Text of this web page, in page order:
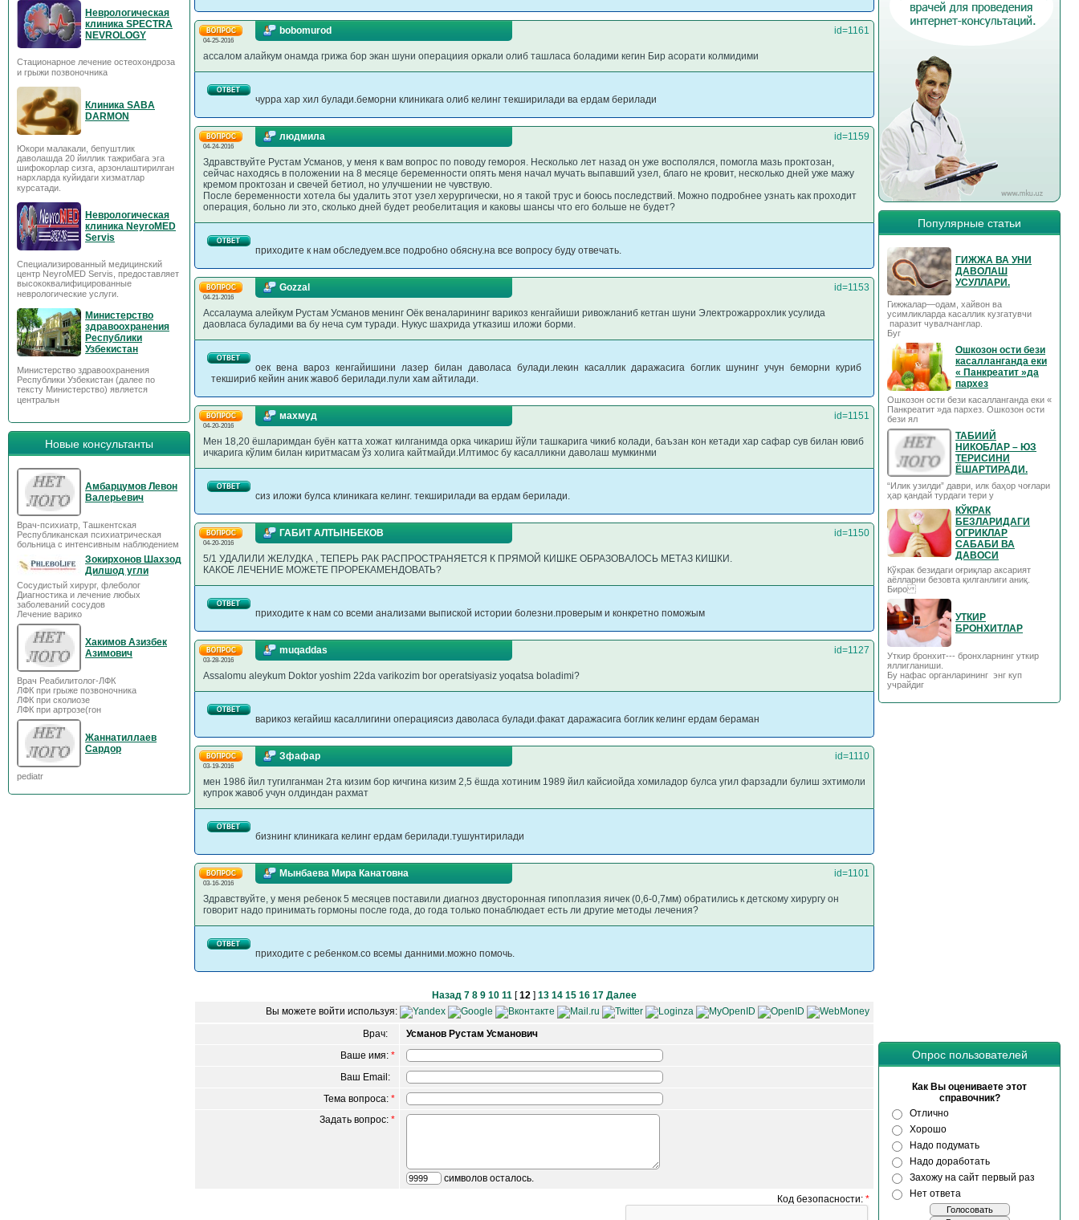
Неврологическая
клиника SPECTRA
NEVROLOGY
Стационарное лечение остеохондроза
и грыжи позвоночника
Клиника SABA
DARMON
Юкори малакали, бепуштлик
даволашда 20 йиллик тажрибага эга
шифокорлар сизга, арзонлаштирилган
нархларда куйидаги хизматлар
курсатади.
Неврологическая
клиника NeyroMED
Servis
Специализированный медицинский
центр NeyroMED Servis, предоставляет
высококвалифицированные
неврологические услуги.
Министерство
здравоохранения
Республики
Узбекистан
Министерство здравоохранения
Республики Узбекистан (далее по
тексту Министерство) является
центральн
Новые консультанты
Амбарцумов Левон
Валерьевич
Врач-психиатр, Ташкентская
Республиканская психиатрическая
больница с интенсивным наблюдением
Зокирхонов Шахзод
Дилшод угли
Сосудистый хирург, флеболог
Диагностика и лечение любых
заболеваний сосудов
Лечение варико
Хакимов Азизбек
Азимович
Врач Реабилитолог-ЛФК
ЛФК при грыже позвоночника
ЛФК при сколиозе
ЛФК при артрозе(гон
Жаннатиллаев
Сардор
pediatr
04-25-2016
bobomurod id=1161
ассалом алайкум онамда грижа бор экан шуни операциия оркали олиб ташласа боладими кегин Бир асорати колмидими
чурра хар хил булади.беморни клиникага олиб келинг текширилади ва ердам берилади
04-24-2016
людмила id=1159
Здравствуйте Рустам Усманов, у меня к вам вопрос по поводу гемороя. Несколько лет назад он уже восполялся, помогла мазь проктозан,
сейчас находясь в положении на 8 месяце беременности опять меня начал мучать выпавший узел, благо не кровит, несколько дней уже мажу
кремом проктозан и свечей бетиол, но улучшении не чувствую.
После беременности хотела бы удалить этот узел херургически, но я такой трус и боюсь последствий. Можно подробнее узнать как проходит
операция, больно ли это, сколько дней будет реобелитация и каковы шансы что его больше не будет?
приходите к нам обследуем.все подробно обясну.на все вопросу буду отвечать.
04-21-2016
Gozzal id=1153
Ассалаума алейкум Рустам Усманов менинг Оёк веналарининг варикоз кенгайиши ривожланиб кетган шуни Электрожаррохлик усулида
даовласа буладими ва бу неча сум туради. Нукус шахрида утказиш иложи борми.
оек вена вароз кенгайишини лазер билан даволаса булади.лекин касаллик даражасига боглик шунинг учун беморни куриб
текшириб кейин аник жавоб берилади.пули хам айтилади.
04-20-2016
махмуд id=1151
Мен 18,20 ёшларимдан буён катта хожат килганимда орка чикариш йўли ташкарига чикиб колади, баъзан кон кетади хар сафар сув билан ювиб
ичкарига кўлим билан киритмасам ўз холига кайтмайди.Илтимос бу касалликни даволаш мумкинми
сиз иложи булса клиникага келинг. текширилади ва ердам берилади.
04-20-2016
ГАБИТ АЛТЫНБЕКОВ id=1150
5/1 УДАЛИЛИ ЖЕЛУДКА , ТЕПЕРЬ РАК РАСПРОСТРАНЯЕТСЯ К ПРЯМОЙ КИШКЕ ОБРАЗОВАЛОСЬ МЕТАЗ КИШКИ.
КАКОЕ ЛЕЧЕНИЕ МОЖЕТЕ ПРОРЕКАМЕНДОВАТЬ?
приходите к нам со всеми анализами выпиской истории болезни.проверым и конкретно поможым
03-28-2016
muqaddas id=1127
Assalomu aleykum Doktor yoshim 22da varikozim bor operatsiyasiz yoqatsa boladimi?
варикоз кегайиш касаллигини операциясиз даволаса булади.факат даражасига боглик келинг ердам бераман
03-19-2016
Зфафар id=1110
мен 1986 йил тугилганман 2та кизим бор кичгина кизим 2,5 ёшда хотиним 1989 йил кайсиойда хомиладор булса угил фарзадли булиш эхтимоли
купрок жавоб учун олдиндан рахмат
бизнинг клиникага келинг ердам берилади.тушунтирилади
03-16-2016
Мынбаева Мира Канатовна id=1101
Здравствуйте, у меня ребенок 5 месяцев поставили диагноз двусторонная гипоплазия яичек (0,6-0,7мм) обратились к детскому хирургу он
говорит надо принимать гормоны после года, до года только понаблюдает есть ли другие методы лечения?
приходите с ребенком.со всемы данними.можно помочь.
Назад 7 8 9 10 11 [12 ] 13 14 15 16 17 Далее
Вы можете войти используя:
Врач:
Усманов Рустам Усманович
Ваше имя: *
Ваш Email:
Тема вопроса: *
Задать вопрос: *
символов осталось.
Код безопасности: *
Популярные статьи
ГИЖЖА ВА УНИ
ДАВОЛАШ
УСУЛЛАРИ.
Гижжалар—одам, хайвон ва
усимликларда касаллик кузгатувчи
паразит чувалчанглар.
Буг
Ошкозон ости бези
касалланганда еки
« Панкреатит »да
пархез
Ошкозон ости бези касалланганда еки «
Панкреатит »да пархез. Ошкозон ости
бези ял
ТАБИИЙ
НИКОБЛАР – ЮЗ
ТЕРИСИНИ
ЁШАРТИРАДИ.
“Илик узилди” даври, илк баҳор чоғлари
ҳар қандай турдаги тери у
КЎКРАК
БЕЗЛАРИДАГИ
ОГРИКЛАР
САБАБИ ВА
ДАВОСИ
Кўкрак безидаги оғриқлар аксарият
аёлларни безовта қилганлиги аниқ.
Биро
УТКИР
БРОНХИТЛАР
Уткир бронхит--- бронхларнинг уткир
яллигланиши.
Бу нафас органларининг энг куп
учрайдиг
Опрос пользователей
Как Вы оцениваете этот
справочник?
Отлично
Хорошо
Надо подумать
Надо доработать
Захожу на сайт первый раз
Нет ответа